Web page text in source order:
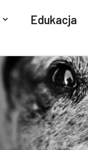
Edukacja